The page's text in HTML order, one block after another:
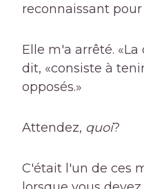
reconnaissant
Elle m'a arrêté.
dit, «consiste à
opposés.»
Attendez, quoi?
C'était l'un de ces